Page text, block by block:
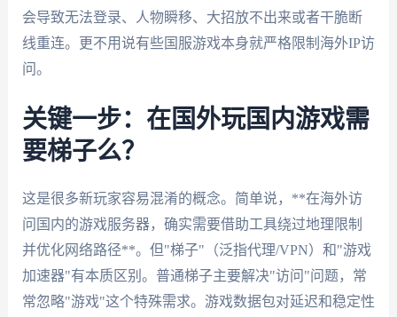
会导致无法登录、人物瞬移、大招放不出来或者干脆断
线重连。更不用说有些国服游戏本身就严格限制海外IP访
问。
关键一步：在国外玩国内游戏需
要梯子么？
这是很多新玩家容易混淆的概念。简单说，**在海外访
问国内的游戏服务器，确实需要借助工具绕过地理限制
并优化网络路径**。但"梯子"（泛指代理/VPN）和"游戏
加速器"有本质区别。普通梯子主要解决"访问"问题，常
常忽略"游戏"这个特殊需求。游戏数据包对延迟和稳定性